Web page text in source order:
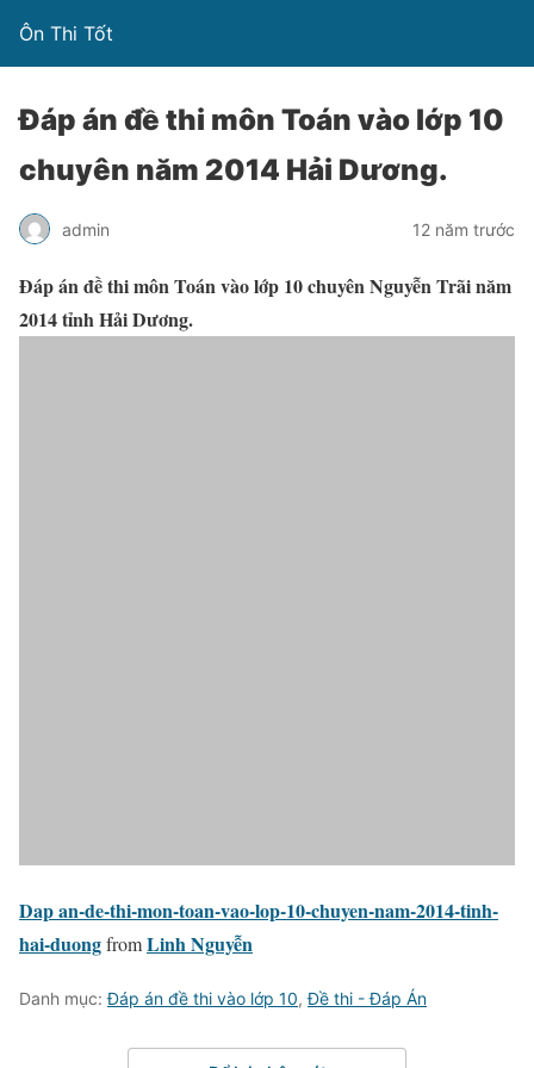
Ôn Thi Tốt
Đáp án đề thi môn Toán vào lớp 10
chuyên năm 2014 Hải Dương.
admin 12 năm trước
Đáp án đề thi môn Toán vào lớp 10 chuyên Nguyễn Trãi năm
2014 tỉnh Hải Dương.
Dap an-de-thi-mon-toan-vao-lop-10-chuyen-nam-2014-tinh-
hai-duongfromLinh Nguyễn
Danh mục:Đáp án đề thi vào lớp 10,Đề thi - Đáp Án